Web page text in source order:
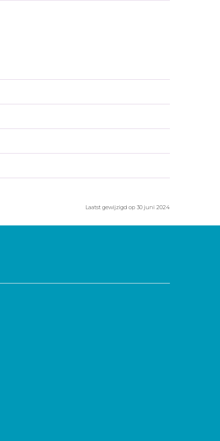
Laatst gewijzigd op 30 juni 2024